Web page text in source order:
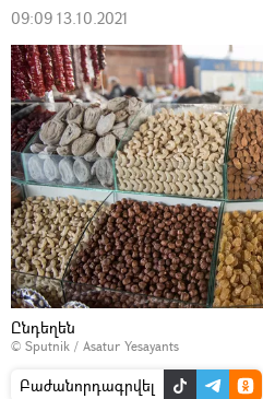
09:09 13.10.2021
Ընդեղեն
© Sputnik / Asatur Yesayants
Բաժանորդագրվել